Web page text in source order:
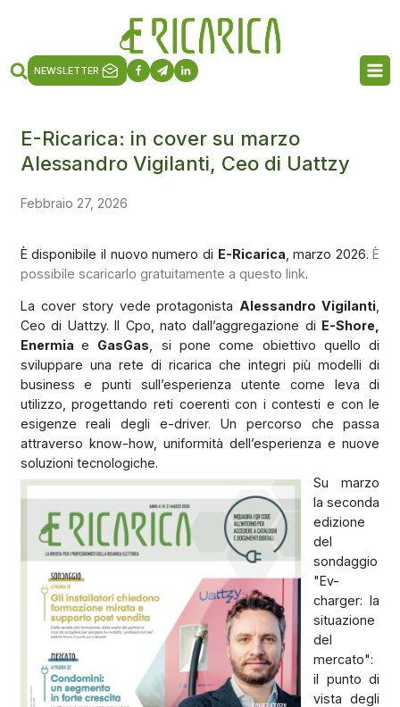
NEWSLETTER
E-Ricarica: in cover su marzo
Alessandro Vigilanti, Ceo di Uattzy
Febbraio 27, 2026
È disponibile il nuovo numero di E-Ricarica , marzo 2026.È
possibile scaricarlo gratuitamente a questo link.
La cover story vede protagonista Alessandro Vigilanti
Ceo di Uattzy. Il Cpo, nato dall’aggregazione di E-Shore,
Enermia e GasGas , si pone come obiettivo quello di
sviluppare una rete di ricarica che integri più modelli di
business e punti sull’esperienza utente come leva di
utilizzo, progettando reti coerenti con i contesti e con le
esigenze reali degli e-driver. Un percorso che passa
attraverso know-how, uniformità dell’esperienza e nuove
soluzioni tecnologiche.
Su marzo
la seconda
edizione
del
sondaggio
"Ev-
charger: la
situazione
del
mercato":
il punto di
vista degli